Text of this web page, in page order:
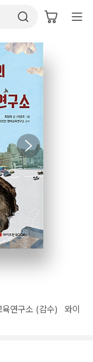
연구소 (감수) 와이